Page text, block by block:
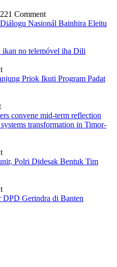
1 Comment
Nasionál Bainhira Eleitu
ikan no telemóvel iha Dili
Priok Ikuti Program Padat
convene mid-term reflection
transformation in Timor-
Polri Didesak Bentuk Tim
DPD Gerindra di Banten